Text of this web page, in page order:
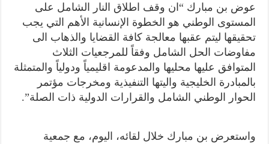
عوض بن مبارك “ان وقف اطلاق النار الشامل على
المستوى الوطني هو الخطوة الإنسانية الأهم التي يجب
تحقيقها ليتم عقبها معالجة كافة القضايا والذهاب الى
مفاوضات الحل الشامل وفقاً للمرجعيات الثلاث
المتوافق عليها محليها والمدعومة اقليمياً ودولياً والمتمثلة
بالمبادرة الخليجية واليتها التنفيذية ومخرجات مؤتمر
الحوار الوطني الشامل والقرارات الدولية ذات الصلة”.
واستعرض بن مبارك خلال لقائه، اليوم، مع جمعية